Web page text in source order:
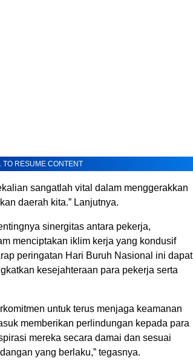
TO RESUME CONTENT
sangatlah vital dalam menggerakkan
daerah kita.” Lanjutnya.
sinergitas antara pekerja,
menciptakan iklim kerja yang kondusif
peringatan Hari Buruh Nasional ini dapat
kesejahteraan para pekerja serta
untuk terus menjaga keamanan
memberikan perlindungan kepada para
mereka secara damai dan sesuai
yang berlaku,” tegasnya.